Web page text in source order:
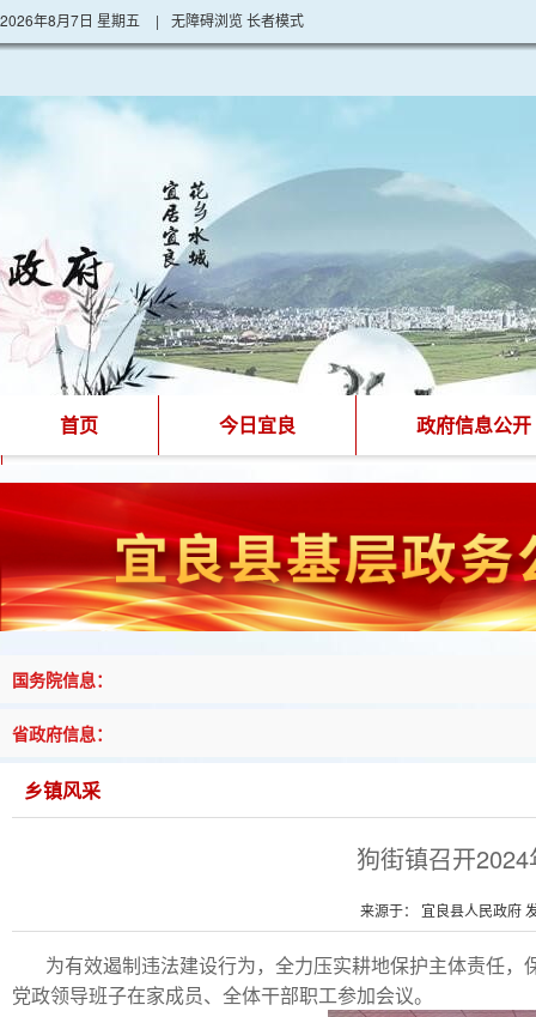
2026年8月7日 星期五 | 无障碍浏览长者模式
首页 今日宜良 政府信息公开
国务院信息：
省政府信息：
乡镇风采
狗街镇召开
来源于： 宜良县人民政府
为有效遏制违法建设行为，全力压实耕地保护主体责任
党政领导班子在家成员、全体干部职工参加会议。